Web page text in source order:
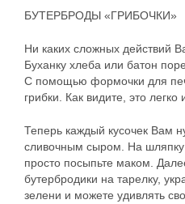
БУТЕРБРОДЫ «ГРИБОЧКИ»
Ни каких сложных действий
Буханку хлеба или батон
С помощью формочки для
грибки. Как видите, это легко
Теперь каждый кусочек Вам
сливочным сыром. На
просто посыпьте маком.
бутербродики на тарелку,
зелени и можете удивлять